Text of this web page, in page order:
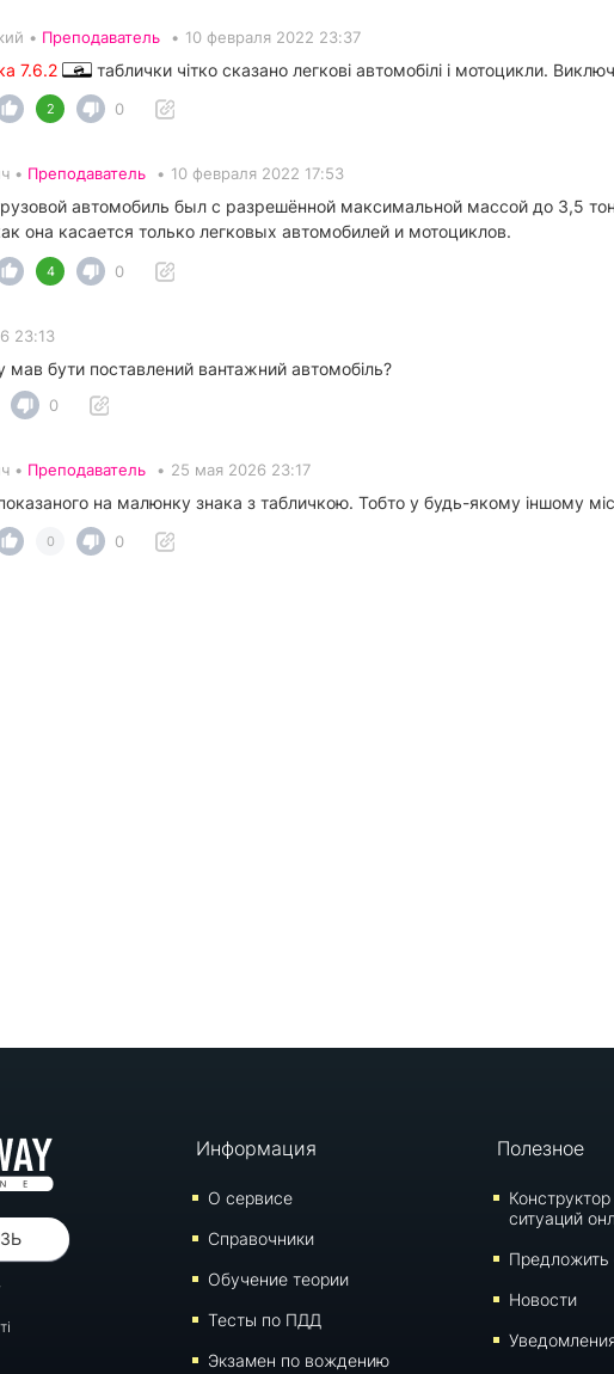
• Преподаватель • 10 февраля 2022 23:37
7.6.2 таблички чітко сказано легкові автомобілі і мотоцикли.
2 0
• Преподаватель • 10 февраля 2022 17:53
автомобиль был с разрешённой максимальной массой до 3,5
она касается только легковых автомобилей и мотоциклов.
4 0
23:13
бути поставлений вантажний автомобіль?
0
• Преподаватель • 25 мая 2026 23:17
на малюнку знака з табличкою. Тобто у будь-якому іншому
0 0
Информация
О сервисе
Справочники
Обучение теории
Тесты по ПДД
Экзамен по вождению
Полезное
ситуаций
Предложить
Новости